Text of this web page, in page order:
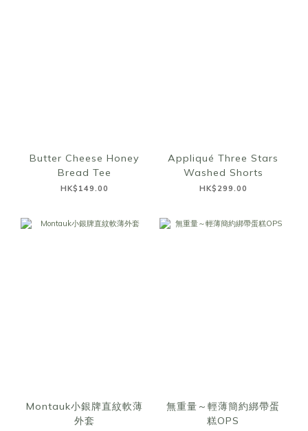
Butter Cheese Honey
Bread Tee
HK$149.00
Appliqué Three Stars
Washed Shorts
HK$299.00
Montauk小銀牌直紋軟薄
外套
無重量～輕薄簡約綁帶蛋
糕OPS